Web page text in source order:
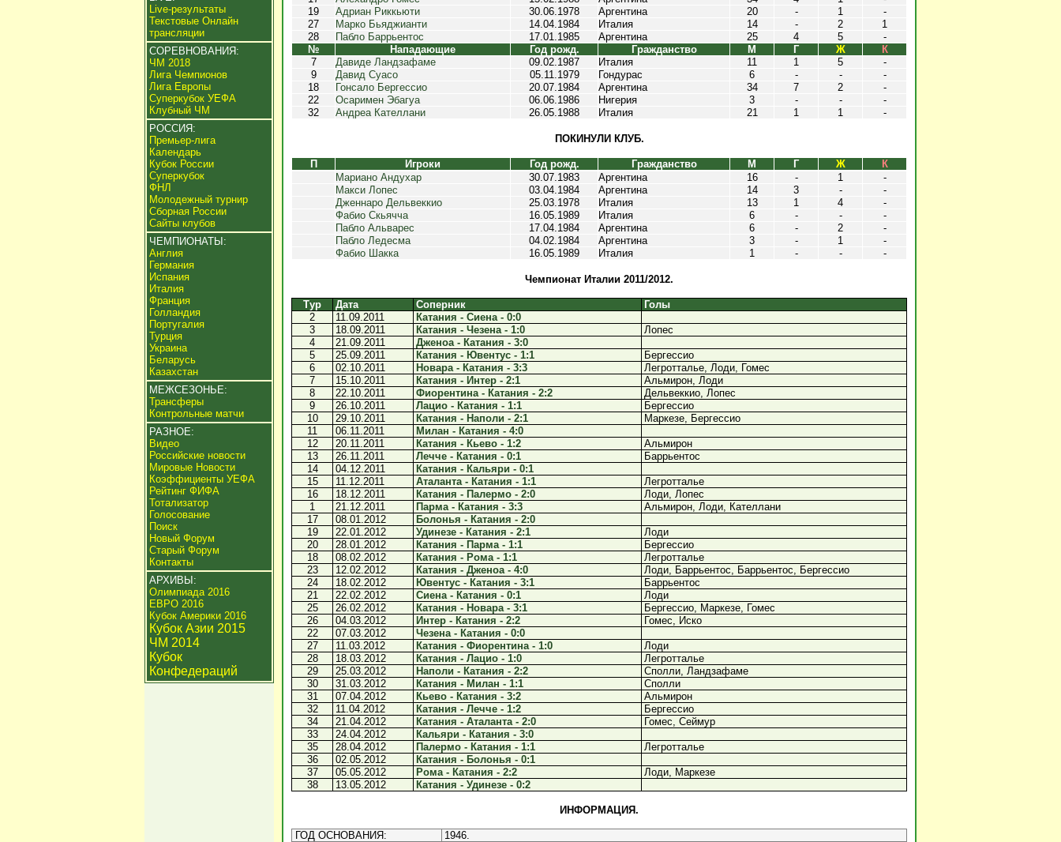
Live-результаты
Текстовые Онлайн
трансляции
СОРЕВНОВАНИЯ:
ЧМ 2018
Лига Чемпионов
Лига Европы
Суперкубок УЕФА
Клубный ЧМ
РОССИЯ:
Премьер-лига
Календарь
Кубок России
Суперкубок
ФНЛ
Молодежный турнир
Сборная России
Сайты клубов
ЧЕМПИОНАТЫ:
Англия
Германия
Испания
Италия
Франция
Голландия
Португалия
Турция
Украина
Беларусь
Казахстан
МЕЖСЕЗОНЬЕ:
Трансферы
Контрольные матчи
РАЗНОЕ:
Видео
Российские новости
Мировые Новости
Коэффициенты УЕФА
Рейтинг ФИФА
Тотализатор
Голосование
Поиск
Новый Форум
Старый Форум
Контакты
АРХИВЫ:
Олимпиада 2016
ЕВРО 2016
Кубок Америки 2016
Кубок Азии 2015
ЧМ 2014
Кубок
Конфедераций
19
Адриан Риккьюти 30.06.1978 Аргентина 20 - 1
-
27
Марко Бьяджианти 14.04.1984 Италия 14 - 2
1
28
Пабло Баррьентос 17.01.1985 Аргентина 25 4 5
-
№
Нападающие Год рожд. Гражданство М Г Ж
К
7
Давиде Ландзафаме 09.02.1987 Италия 11 1 5
-
9
Давид Суасо 05.11.1979 Гондурас 6 - -
-
18
Гонсало Бергессио 20.07.1984 Аргентина 34 7 2
-
22
Осаримен Эбагуа 06.06.1986 Нигерия 3 - -
-
32
Андреа Кателлани 26.05.1988 Италия 21 1 1 -
ПОКИНУЛИ КЛУБ.
П Игроки Год рожд. Гражданство М Г Ж
К
Мариано Андухар
30.07.1983 Аргентина 16 - 1
-
Макси Лопес
03.04.1984 Аргентина 14 3 -
-
Дженнаро Дельвеккио
25.03.1978 Италия 13 1 4
-
Фабио Скьячча
16.05.1989 Италия 6 - -
-
Пабло Альварес
17.04.1984 Аргентина 6 - 2
-
Пабло Ледесма
04.02.1984 Аргентина 3 - 1
-
Фабио Шакка
16.05.1989 Италия 1 - - -
Чемпионат Италии 2011/2012.
Тур Дата Соперник
Голы
2
11.09.2011
Катания - Сиена - 0:0
3
18.09.2011 Катания - Чезена - 1:0
Лопес
4
21.09.2011
Дженоа - Катания - 3:0
5
25.09.2011 Катания - Ювентус - 1:1
Бергессио
6
02.10.2011 Новара - Катания - 3:3
Легротталье, Лоди, Гомес
7
15.10.2011 Катания - Интер - 2:1
Альмирон, Лоди
8
22.10.2011 Фиорентина - Катания - 2:2
Дельвеккио, Лопес
9
26.10.2011 Лацио - Катания - 1:1
Бергессио
10
29.10.2011 Катания - Наполи - 2:1
Маркезе, Бергессио
11
06.11.2011
Милан - Катания - 4:0
12
20.11.2011 Катания - Кьево - 1:2
Альмирон
13
26.11.2011 Лечче - Катания - 0:1
Баррьентос
14
04.12.2011
Катания - Кальяри - 0:1
15
11.12.2011 Аталанта - Катания - 1:1
Легротталье
16
18.12.2011 Катания - Палермо - 2:0
Лоди, Лопес
1
21.12.2011 Парма - Катания - 3:3
Альмирон, Лоди, Кателлани
17
08.01.2012
Болонья - Катания - 2:0
19
22.01.2012 Удинезе - Катания - 2:1
Лоди
20
28.01.2012 Катания - Парма - 1:1
Бергессио
18
08.02.2012 Катания - Рома - 1:1
Легротталье
23
12.02.2012 Катания - Дженоа - 4:0
Лоди, Баррьентос, Баррьентос, Бергессио
24
18.02.2012 Ювентус - Катания - 3:1
Баррьентос
21
22.02.2012 Сиена - Катания - 0:1
Лоди
25
26.02.2012 Катания - Новара - 3:1
Бергессио, Маркезе, Гомес
26
04.03.2012 Интер - Катания - 2:2
Гомес, Иско
22
07.03.2012
Чезена - Катания - 0:0
27
11.03.2012 Катания - Фиорентина - 1:0
Лоди
28
18.03.2012 Катания - Лацио - 1:0
Легротталье
29
25.03.2012 Наполи - Катания - 2:2
Сполли, Ландзафаме
30
31.03.2012 Катания - Милан - 1:1
Сполли
31
07.04.2012 Кьево - Катания - 3:2
Альмирон
32
11.04.2012 Катания - Лечче - 1:2
Бергессио
34
21.04.2012 Катания - Аталанта - 2:0
Гомес, Сеймур
33
24.04.2012
Кальяри - Катания - 3:0
35
28.04.2012 Палермо - Катания - 1:1
Легротталье
36
02.05.2012
Катания - Болонья - 0:1
37
05.05.2012 Рома - Катания - 2:2
Лоди, Маркезе
38
13.05.2012 Катания - Удинезе - 0:2
ИНФОРМАЦИЯ.
ГОД ОСНОВАНИЯ: 1946.